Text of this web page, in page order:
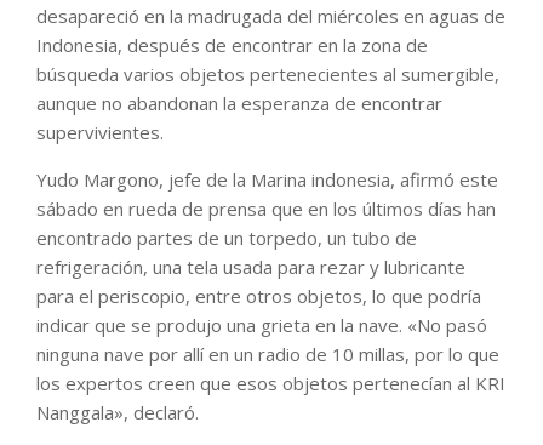
desapareció en la madrugada del miércoles en aguas de
Indonesia, después de encontrar en la zona de
búsqueda varios objetos pertenecientes al sumergible,
aunque no abandonan la esperanza de encontrar
supervivientes.
Yudo Margono, jefe de la Marina indonesia, afirmó este
sábado en rueda de prensa que en los últimos días han
encontrado partes de un torpedo, un tubo de
refrigeración, una tela usada para rezar y lubricante
para el periscopio, entre otros objetos, lo que podría
indicar que se produjo una grieta en la nave. «No pasó
ninguna nave por allí en un radio de 10 millas, por lo que
los expertos creen que esos objetos pertenecían al KRI
Nanggala», declaró.